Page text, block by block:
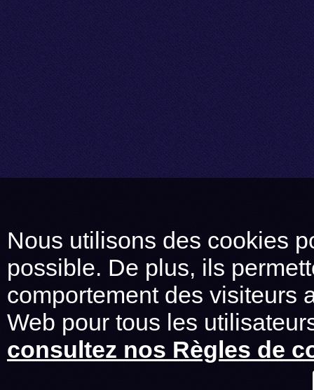
Nous utilisons des cookies
possible. De plus, ils
comportement des visiteurs
Web pour tous les
consultez nos Règles de